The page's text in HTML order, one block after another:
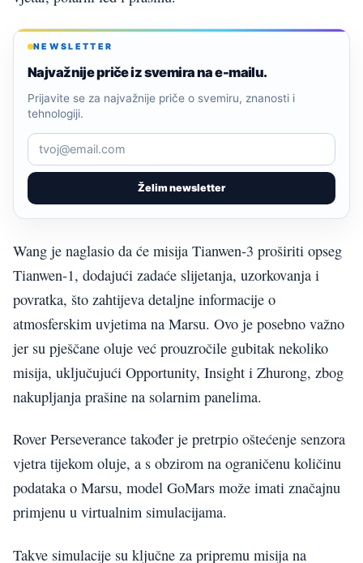
NEWSLETTER
Najvažnije priče iz svemira na e-mailu.
Želim newsletter
Prijavite se za najvažnije priče o svemiru, znanosti i
tehnologiji.
Wang je naglasio da će misija Tianwen-3 proširiti opseg
Tianwen-1, dodajući zadaće slijetanja, uzorkovanja i
povratka, što zahtijeva detaljne informacije o
atmosferskim uvjetima na Marsu. Ovo je posebno važno
jer su pješčane oluje već prouzročile gubitak nekoliko
misija, uključujući Opportunity, Insight i Zhurong, zbog
nakupljanja prašine na solarnim panelima.
Rover Perseverance također je pretrpio oštećenje senzora
vjetra tijekom oluje, a s obzirom na ograničenu količinu
podataka o Marsu, model GoMars može imati značajnu
primjenu u virtualnim simulacijama.
Takve simulacije su ključne za pripremu misija na